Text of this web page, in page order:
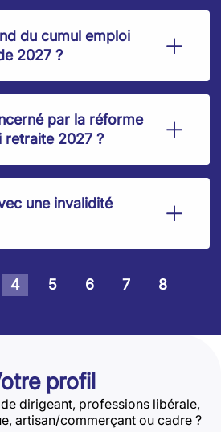
du cumul emploi
2027 ?
par la réforme
retraite 2027 ?
une invalidité
4 5 6 7 8
profil
dirigeant, professions libérale,
artisan/commerçant ou cadre ?